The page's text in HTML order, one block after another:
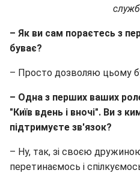
– Як ви сам пораєтесь з
буває?
– Просто дозволяю цьому
– Одна з перших ваших
"Київ вдень і вночі". Ви з
підтримуєте зв'язок?
– Ну, так, зі своєю
перетинаємось і